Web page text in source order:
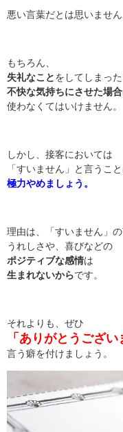
悪い言葉だとは思いません
もちろん、
失礼なことをしてしまった
不快な気持ちにさせた場合
使わなくてはいけません。
しかし、接客においては
「すいません」と言うこ
極力やめましょう。
理由は、「すいません」の
うれしさや、喜びなどの
ポジティブな感情は
生まれないからです。
それよりも、ぜひ
「ありがとうござい
言う癖を付けましょう。